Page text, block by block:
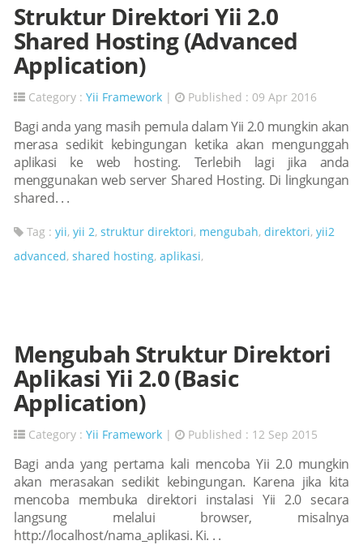
Struktur Direktori Yii 2.0
Shared Hosting (Advanced
Application)
Category : Yii Framework | Published : 09 Apr 2016
Bagi anda yang masih pemula dalam Yii 2.0 mungkin akan
merasa sedikit kebingungan ketika akan mengunggah
aplikasi ke web hosting. Terlebih lagi jika anda
menggunakan web server Shared Hosting. Di lingkungan
shared. . .
Tag : yii, yii 2, struktur direktori, mengubah, direktori, yii2
advanced, shared hosting, aplikasi,
Mengubah Struktur Direktori
Aplikasi Yii 2.0 (Basic
Application)
Category : Yii Framework | Published : 12 Sep 2015
Bagi anda yang pertama kali mencoba Yii 2.0 mungkin
akan merasakan sedikit kebingungan. Karena jika kita
mencoba membuka direktori instalasi Yii 2.0 secara
langsung melalui browser, misalnya
http://localhost/nama_aplikasi. Ki. . .